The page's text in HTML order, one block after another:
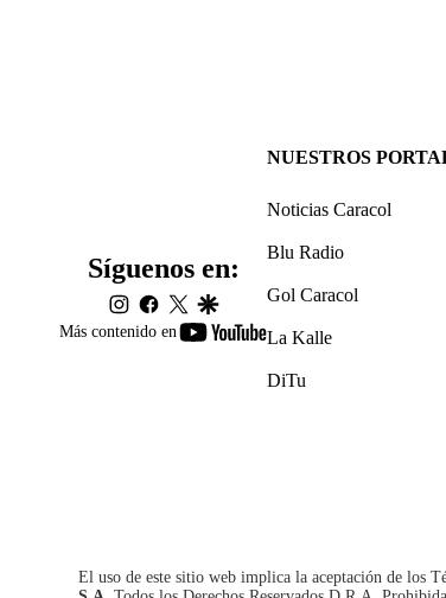
Más contenido en
youtube-
Síguenos en:
instagram
facebook
twittergoogle
NUESTROS
Noticias Caracol
Blu Radio
Gol Caracol
La Kalle
DiTu
El uso de este sitio web implica la aceptación de los